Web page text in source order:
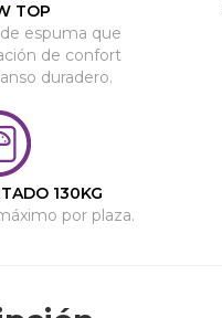
TOP
espuma que
de confort
duradero.
130KG
por plaza.